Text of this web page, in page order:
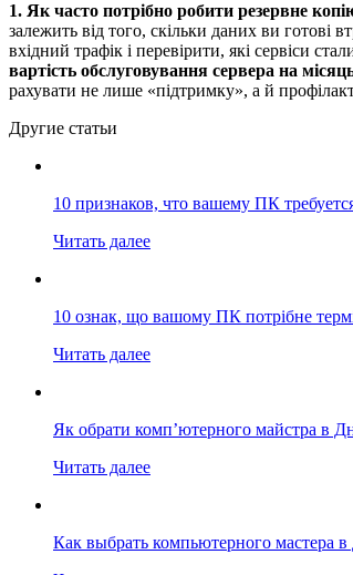
1. Як часто потрібно робити резервне
залежить від того, скільки даних ви готові
вхідний трафік і перевірити, які сервіси
вартість обслуговування сервера на
рахувати не лише «підтримку», а й
Другие статьи
10 признаков, что вашему ПК
Читать далее
10 ознак, що вашому ПК потрібне
Читать далее
Як обрати комп’ютерного майстра в
Читать далее
Как выбрать компьютерного мастера